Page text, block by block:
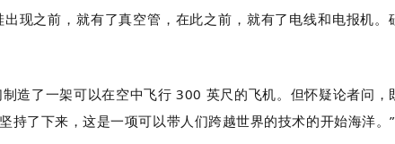
现之前，就有了真空管，在此之前，就有了电线和电报机。
造了一架可以在空中飞行 300 英尺的飞机。但怀疑论者问，
持了下来，这是一项可以带人们跨越世界的技术的开始海洋。”